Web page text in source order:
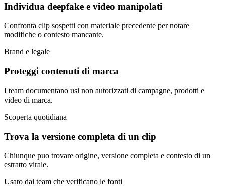
Individua deepfake e video manipolati
Confronta clip sospetti con materiale precedente per notare
modifiche o contesto mancante.
Brand e legale
Proteggi contenuti di marca
I team documentano usi non autorizzati di campagne, prodotti e
video di marca.
Scoperta quotidiana
Trova la versione completa di un clip
Chiunque puo trovare origine, versione completa e contesto di un
estratto virale.
Usato dai team che verificano le fonti